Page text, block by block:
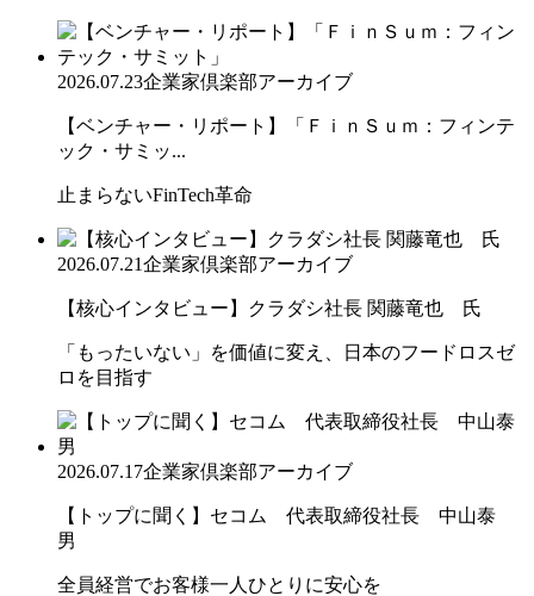
2026.07.23企業家倶楽部アーカイブ
【ベンチャー・リポート】「ＦｉｎＳｕｍ：フィンテ
ック・サミッ...
止まらないFinTech革命
2026.07.21企業家倶楽部アーカイブ
【核心インタビュー】クラダシ社長 関藤竜也 氏
「もったいない」を価値に変え、日本のフードロスゼ
ロを目指す
2026.07.17企業家倶楽部アーカイブ
【トップに聞く】セコム 代表取締役社長 中山泰
男
全員経営でお客様一人ひとりに安心を